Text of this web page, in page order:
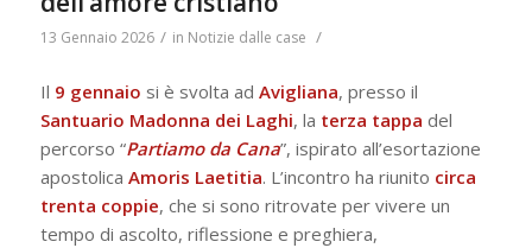
13 Gennaio 2026 / in Notizie dalle case /
Il 9 gennaio si è svolta ad Avigliana, presso il
Santuario Madonna dei Laghi, la terza tappa del
percorso “Partiamo da Cana”, ispirato all’esortazione
apostolica Amoris Laetitia. L’incontro ha riunito circa
trenta coppie, che si sono ritrovate per vivere un
tempo di ascolto, riflessione e preghiera,